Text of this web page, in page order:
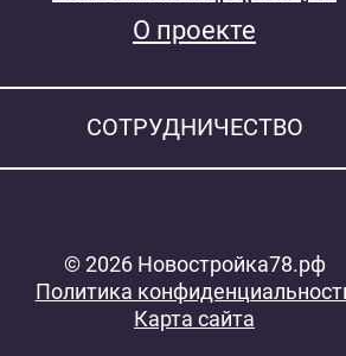
О проекте
СОТРУДНИЧЕСТВО
© 2026 Новостройка78.рф
Политика
Карта сайта